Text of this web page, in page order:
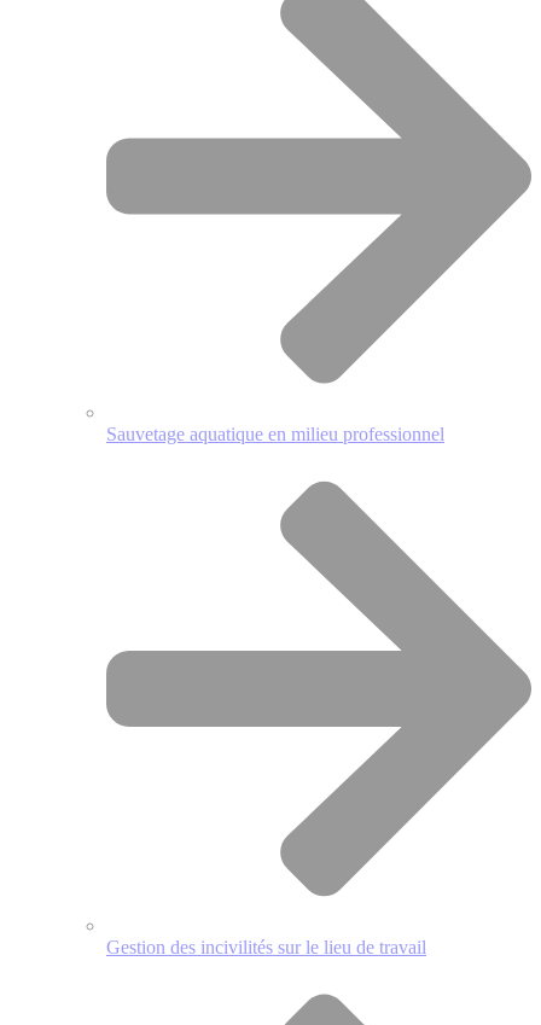
Sauvetage aquatique en milieu professionnel
Gestion des incivilités sur le lieu de travail